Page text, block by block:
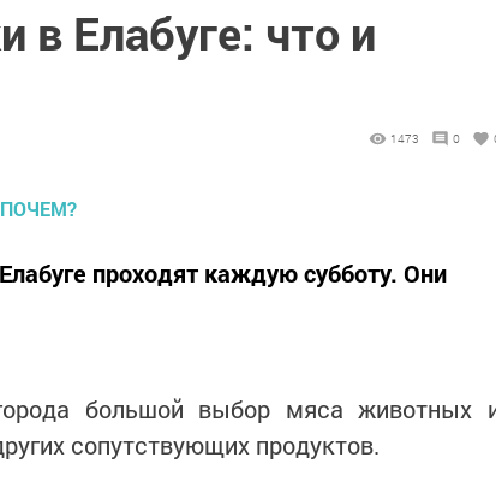
в Елабуге: что и
1473 0
проходят каждую субботу. Они
большой выбор мяса животных
сопутствующих продуктов.